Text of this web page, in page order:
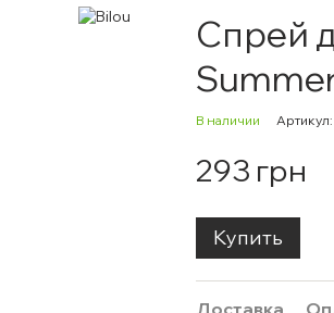
Спрей
В наличии
293 грн
Купить
Доставка